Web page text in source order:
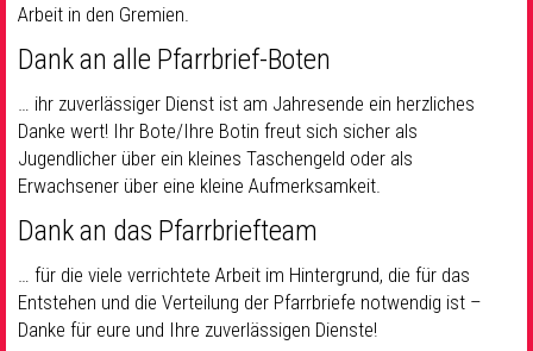
Arbeit in den Gremien.
Dank an alle Pfarrbrief-Boten
… ihr zuverlässiger Dienst ist am Jahresende ein herzliches
Danke wert! Ihr Bote/Ihre Botin freut sich sicher als
Jugendlicher über ein kleines Taschengeld oder als
Erwachsener über eine kleine Aufmerksamkeit.
Dank an das Pfarrbriefteam
… für die viele verrichtete Arbeit im Hintergrund, die für das
Entstehen und die Verteilung der Pfarrbriefe notwendig ist –
Danke für eure und Ihre zuverlässigen Dienste!